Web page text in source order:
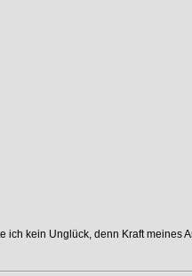
kein Unglück, denn Kraft meines